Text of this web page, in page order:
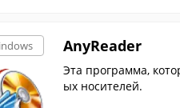
AnyReader
Эта программа, которая способна прочитать и извлечь данные с поврежденных или
ых носителей.